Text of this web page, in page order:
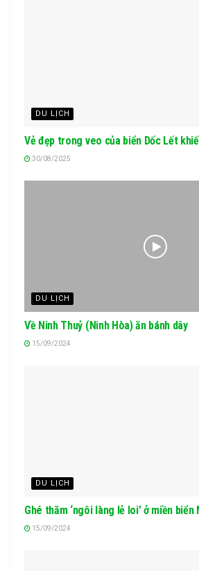
DU LỊCH
Vẻ đẹp trong veo của biển Dốc Lết
30/08/2025
DU LỊCH
Về Ninh Thuỷ (Ninh Hòa) ăn bánh dây
15/09/2024
DU LỊCH
Ghé thăm ‘ngôi làng lẻ loi’ ở miền biển
15/09/2024